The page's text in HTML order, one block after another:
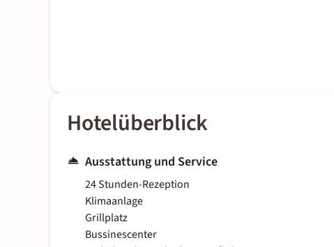
Hotelüberblick
Ausstattung und Service
24 Stunden-Rezeption
Klimaanlage
Grillplatz
Bussinescenter